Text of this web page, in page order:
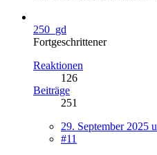
250_gd
Fortgeschrittener
Reaktionen
126
Beiträge
251
29. September 2025
#11